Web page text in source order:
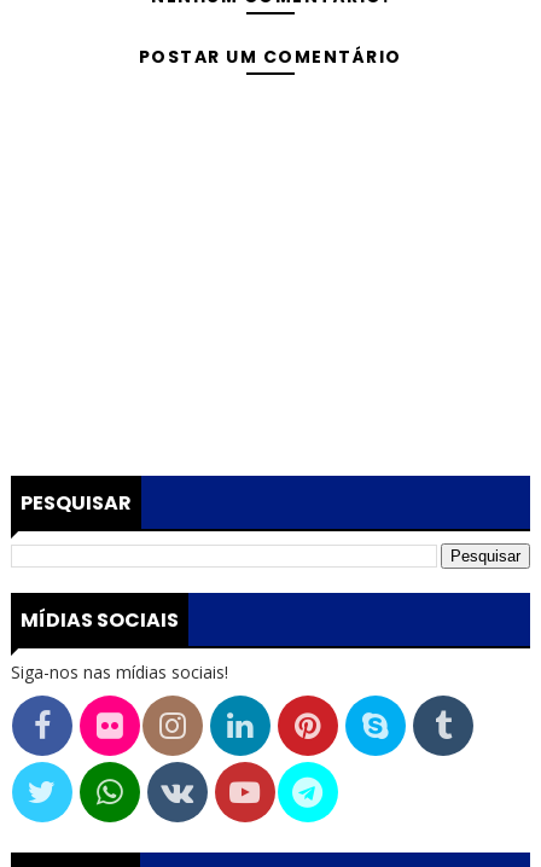
POSTAR UM COMENTÁRIO
PESQUISAR
MÍDIAS SOCIAIS
Siga-nos nas mídias sociais!